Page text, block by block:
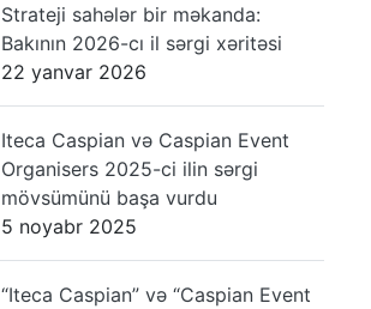
Strateji sahələr bir məkanda:
Bakının 2026-cı il sərgi xəritəsi
22 yanvar 2026
Iteca Caspian və Caspian Event
Organisers 2025-ci ilin sərgi
mövsümünü başa vurdu
5 noyabr 2025
“Iteca Caspian” və “Caspian Event